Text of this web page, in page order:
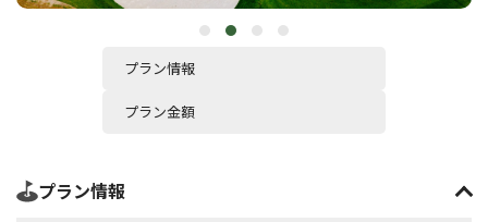
プラン情報
プラン金額
プラン情報